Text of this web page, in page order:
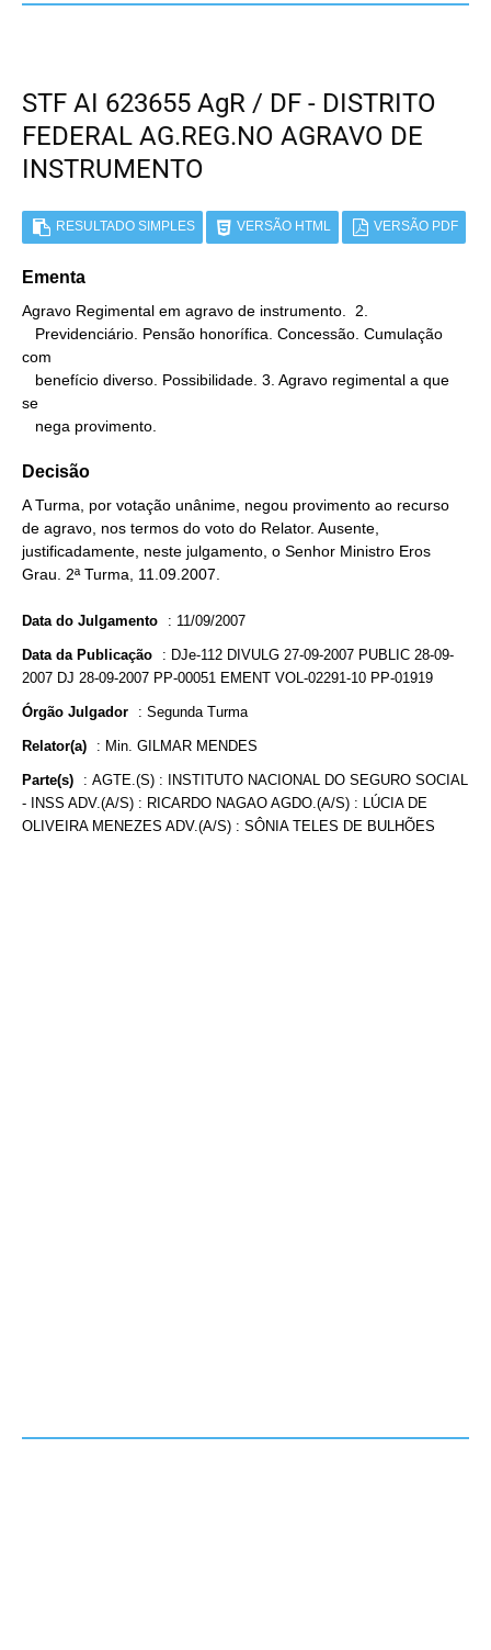
STF AI 623655 AgR / DF - DISTRITO
FEDERAL AG.REG.NO AGRAVO DE
INSTRUMENTO
RESULTADO SIMPLES VERSÃO HTML VERSÃO PDF
Ementa
Agravo Regimental em agravo de instrumento.  2.
com
se
   nega provimento.
Decisão
A Turma, por votação unânime, negou provimento ao recurso
de agravo, nos termos do voto do Relator. Ausente,
justificadamente, neste julgamento, o Senhor Ministro Eros
Grau. 2ª Turma, 11.09.2007.
Data do Julgamento : 11/09/2007
Data da Publicação : DJe-112 DIVULG 27-09-2007 PUBLIC 28-09-
2007 DJ 28-09-2007 PP-00051 EMENT VOL-02291-10 PP-01919
Órgão Julgador : Segunda Turma
Relator(a) : Min. GILMAR MENDES
Parte(s) : AGTE.(S) : INSTITUTO NACIONAL DO SEGURO SOCIAL
- INSS ADV.(A/S) : RICARDO NAGAO AGDO.(A/S) : LÚCIA DE
OLIVEIRA MENEZES ADV.(A/S) : SÔNIA TELES DE BULHÕES